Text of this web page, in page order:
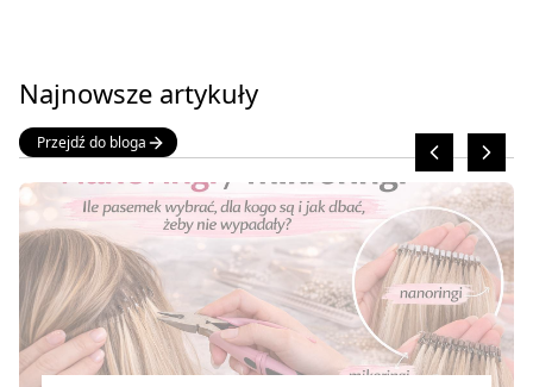
Najnowsze artykuły
Przejdź do bloga